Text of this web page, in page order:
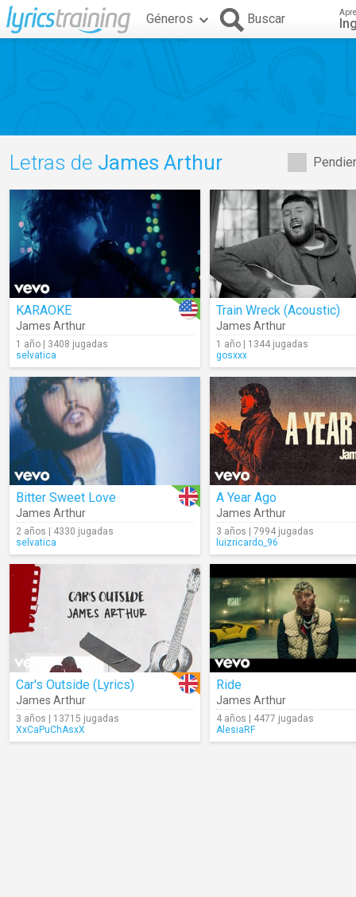
Géneros Buscar
Letras de James Arthur
KARAOKE
James Arthur
1 año | 3408 jugadas
selvatica
Train Wreck (Acoustic)
James Arthur
1 año | 1344 jugadas
gosxxx
Bitter Sweet Love
James Arthur
2 años | 4330 jugadas
selvatica
A Year Ago
James Arthur
3 años | 7994 jugadas
luizricardo_96
Car's Outside (Lyrics)
James Arthur
3 años | 13715 jugadas
XxCaPuChAsxX
Ride
James Arthur
4 años | 4477 jugadas
AlesiaRF